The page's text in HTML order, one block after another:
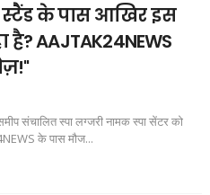
के पास आखिर इस
AAJTAK24NEWS
संचालित स्पा लग्जरी नामक स्पा सेंटर को
के पास मौज...